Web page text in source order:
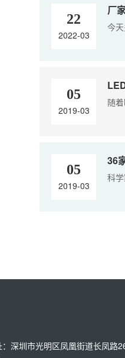
22
2022-03
厂
今
05
2019-03
随
05
2019-03
36
科
深圳市光明区凤凰街道长凤路